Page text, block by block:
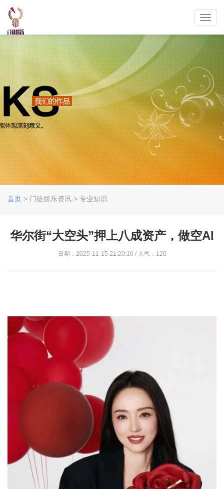
首页 > 门徒娱乐资讯 > 专业知识
华尔街“大空头”押上八成资产，做空AI
日期：2025-11-15 21:20:16 / 人气：120